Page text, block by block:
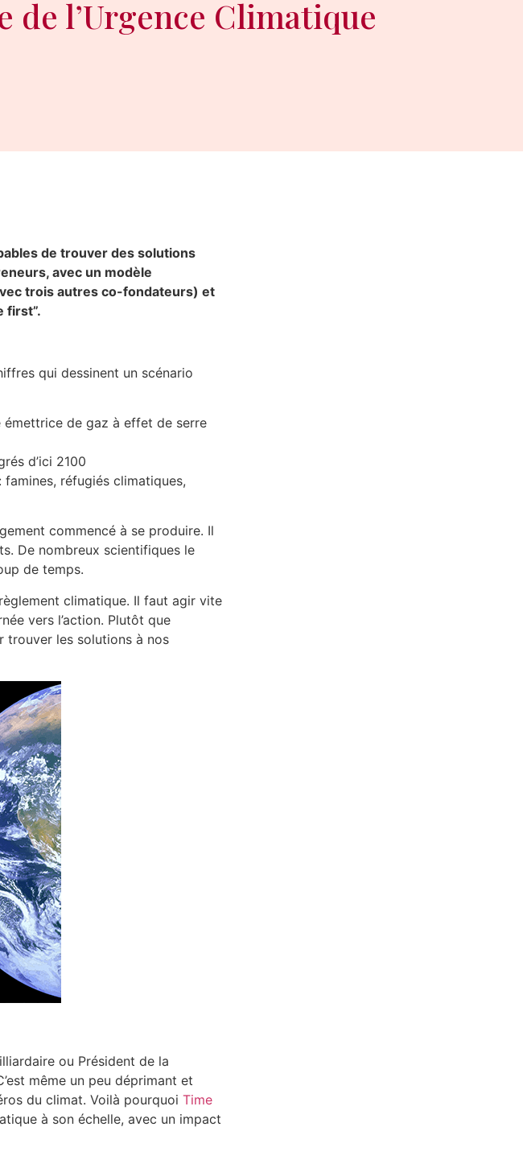
de l’Urgence Climatique
de trouver des solutions
avec un modèle
trois autres co-fondateurs) et
first”.
qui dessinent un scénario
émettrice de gaz à effet de serre
d’ici 2100
réfugiés climatiques,
commencé à se produire. Il
De nombreux scientifiques le
de temps.
climatique. Il faut agir vite
vers l’action. Plutôt que
trouver les solutions à nos
ou Président de la
même un peu déprimant et
du climat. Voilà pourquoi Time
à son échelle, avec un impact